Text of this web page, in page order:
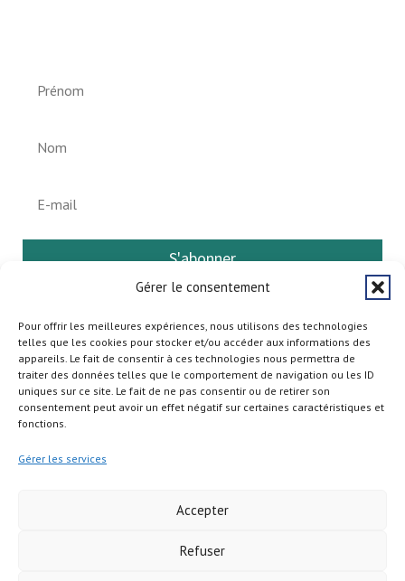
Gérer le consentement
Pour offrir les meilleures expériences, nous utilisons des technologies
telles que les cookies pour stocker et/ou accéder aux informations des
appareils. Le fait de consentir à ces technologies nous permettra de
traiter des données telles que le comportement de navigation ou les ID
uniques sur ce site. Le fait de ne pas consentir ou de retirer son
consentement peut avoir un effet négatif sur certaines caractéristiques et
fonctions.
Gérer les services
Accepter
Refuser
S'abonner
Copyright © 2026